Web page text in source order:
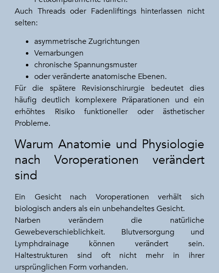
Auch Threads oder Fadenliftings hinterlassen nicht
selten:
asymmetrische Zugrichtungen
Vernarbungen
chronische Spannungsmuster
oder veränderte anatomische Ebenen.
Für die spätere Revisionschirurgie bedeutet dies
häufig deutlich komplexere Präparationen und ein
erhöhtes Risiko funktioneller oder ästhetischer
Probleme.
Warum Anatomie und Physiologie
nach Voroperationen verändert
sind
Ein Gesicht nach Voroperationen verhält sich
biologisch anders als ein unbehandeltes Gesicht.
Narben verändern die natürliche
Gewebeverschieblichkeit. Blutversorgung und
Lymphdrainage können verändert sein.
Haltestrukturen sind oft nicht mehr in ihrer
ursprünglichen Form vorhanden.